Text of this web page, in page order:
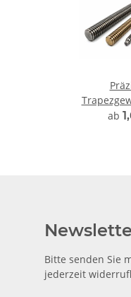
ab
Bitte senden Sie
jederzeit